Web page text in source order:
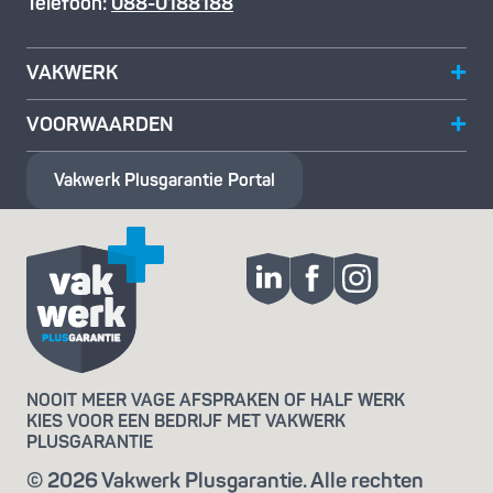
VAKWERK
VOORWAARDEN
Vakwerk Plusgarantie Portal
NOOIT MEER VAGE AFSPRAKEN OF HALF WERK
KIES VOOR EEN BEDRIJF MET VAKWERK
PLUSGARANTIE
© 2026 Vakwerk Plusgarantie. Alle rechten